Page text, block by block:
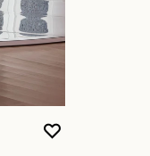
VOUS
FERMER
OUVRIR LA